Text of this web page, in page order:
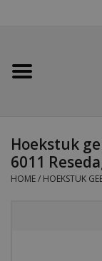
Home
Damwandplaten
Hoekstuk
6011
HOME/ HOEKSTUK